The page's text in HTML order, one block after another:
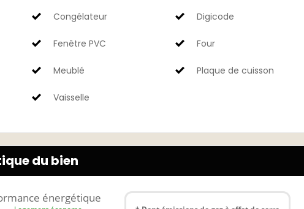
Congélateur Digicode
Fenêtre PVC Four
Meublé Plaque de cuisson
Vaisselle
du bien
énergétique